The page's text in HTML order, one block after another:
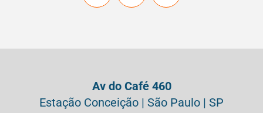
Av do Café 460
Estação Conceição | São Paulo | SP